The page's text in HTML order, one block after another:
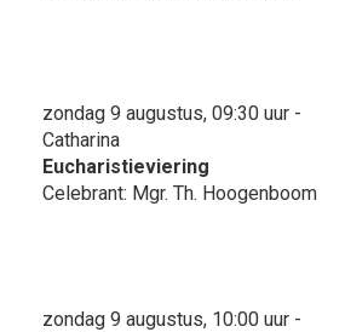
zondag 9 augustus, 09:30 uur -
Catharina
Eucharistieviering
Celebrant: Mgr. Th. Hoogenboom
zondag 9 augustus, 10:00 uur -